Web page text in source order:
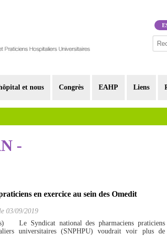
et nous Congrès EAHP Liens
-
en exercice au sein des Omedit
03/09/2019
Le Syndicat national des pharmaciens praticiens
universitaires (SNPHPU) voudrait voir plus de